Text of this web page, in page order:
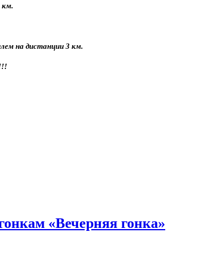
км.
на дистанции 3 км.
«Вечерняя гонка»